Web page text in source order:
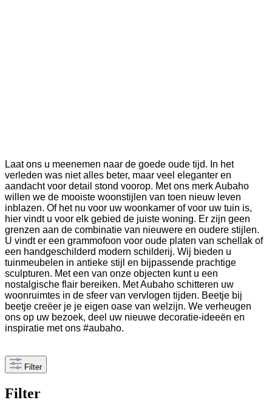
Laat ons u meenemen naar de goede oude tijd. In het
verleden was niet alles beter, maar veel eleganter en
aandacht voor detail stond voorop. Met ons merk Aubaho
willen we de mooiste woonstijlen van toen nieuw leven
inblazen. Of het nu voor uw woonkamer of voor uw tuin is,
hier vindt u voor elk gebied de juiste woning. Er zijn geen
grenzen aan de combinatie van nieuwere en oudere stijlen.
U vindt er een grammofoon voor oude platen van schellak of
een handgeschilderd modern schilderij. Wij bieden u
tuinmeubelen in antieke stijl en bijpassende prachtige
sculpturen. Met een van onze objecten kunt u een
nostalgische flair bereiken. Met Aubaho schitteren uw
woonruimtes in de sfeer van vervlogen tijden. Beetje bij
beetje creëer je je eigen oase van welzijn. We verheugen
ons op uw bezoek, deel uw nieuwe decoratie-ideeën en
inspiratie met ons #aubaho.
Filter
Filter